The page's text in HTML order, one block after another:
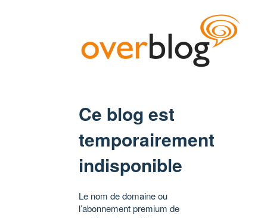
Ce blog est
temporairement
indisponible
Le nom de domaine ou
l’abonnement premium de